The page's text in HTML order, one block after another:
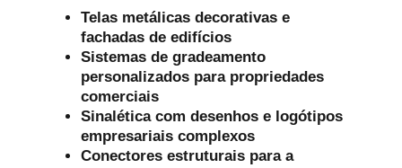
Telas metálicas decorativas e
fachadas de edifícios
Sistemas de gradeamento
personalizados para propriedades
comerciais
Sinalética com desenhos e logótipos
empresariais complexos
Conectores estruturais para a